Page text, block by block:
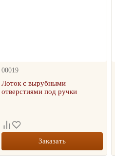
00019
Лоток с вырубными
отверстиями под ручки
Заказать